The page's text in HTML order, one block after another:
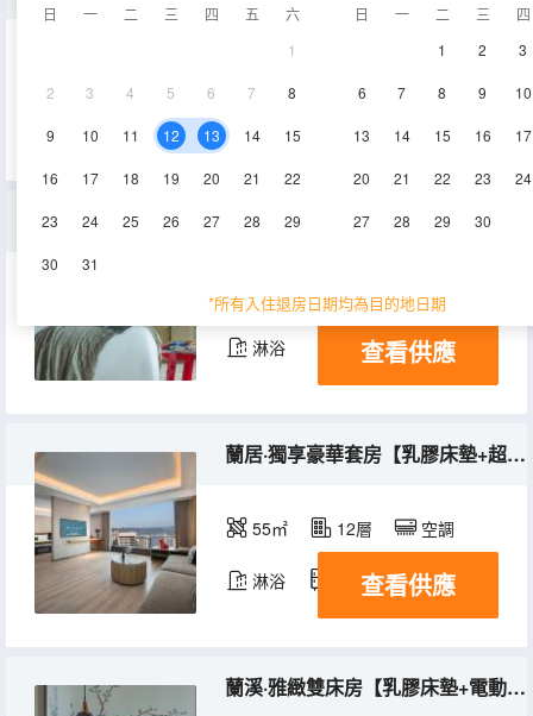
日 一 二 三 四 五
六
1
2 3 4 5 6 7 8
9 10 11 12 13 14 15
16 17 18 19 20 21 22
23 24 25 26 27 28 29
30 31
日 一 二 三
四
1
2 3
6 7 8 9 10
13 14 15 16 17
20 21 22 23 24
27 28 29 30
*所有入住退房日期均為目的地日期
35-37㎡ 空調
30-35㎡ 6-13層
淋浴 查看供應
蘭居·獨享豪華套房【乳膠床墊+超大面積+臻享舒適空間】
55㎡ 12層 空調
淋浴 冰箱查看供應
蘭溪·雅緻雙床房【乳膠床墊+電動窗簾+舒心好眠】